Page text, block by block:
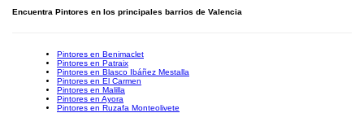
Encuentra Pintores en los principales barrios de Valencia
Pintores en Benimaclet
Pintores en Patraix
Pintores en Blasco Ibáñez Mestalla
Pintores en El Carmen
Pintores en Malilla
Pintores en Ayora
Pintores en Ruzafa Monteolivete